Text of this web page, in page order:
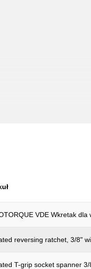
VDE Wkretak
reversing ratchet, 3/8"
T-grip socket spanner